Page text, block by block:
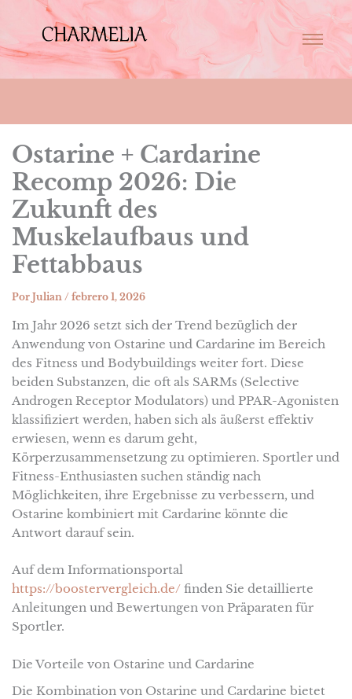
Ostarine + Cardarine
Recomp 2026: Die
Zukunft des
Muskelaufbaus und
Fettabbaus
Por Julian / febrero 1, 2026
Im Jahr 2026 setzt sich der Trend bezüglich der
Anwendung von Ostarine und Cardarine im Bereich
des Fitness und Bodybuildings weiter fort. Diese
beiden Substanzen, die oft als SARMs (Selective
Androgen Receptor Modulators) und PPAR-Agonisten
klassifiziert werden, haben sich als äußerst effektiv
erwiesen, wenn es darum geht,
Körperzusammensetzung zu optimieren. Sportler und
Fitness-Enthusiasten suchen ständig nach
Möglichkeiten, ihre Ergebnisse zu verbessern, und
Ostarine kombiniert mit Cardarine könnte die
Antwort darauf sein.
Auf dem Informationsportal
https://boostervergleich.de/finden Sie detaillierte
Anleitungen und Bewertungen von Präparaten für
Sportler.
Die Vorteile von Ostarine und Cardarine
Die Kombination von Ostarine und Cardarine bietet